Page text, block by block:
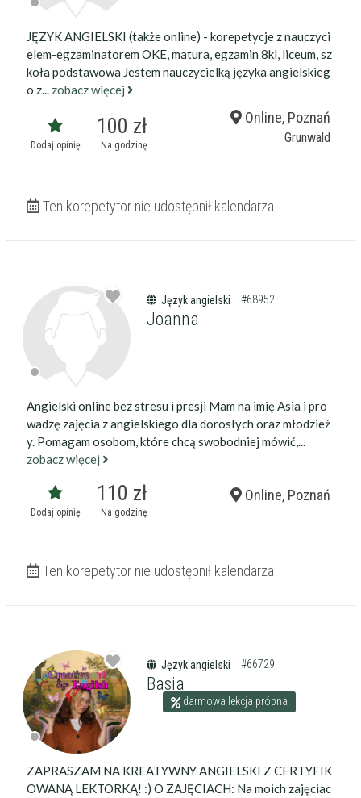
JĘZYK ANGIELSKI (także online) - korepetycje z nauczyci
elem-egzaminatorem OKE, matura, egzamin 8kl, liceum, sz
koła podstawowa Jestem nauczycielką języka angielskieg
o z... zobacz więcej
Dodaj opinię
100 zł
Na godzinę
Online, Poznań
Grunwald
Ten korepetytor nie udostępnił kalendarza
Język angielski #68952
Joanna
Angielski online bez stresu i presji Mam na imię Asia i pro
wadzę zajęcia z angielskiego dla dorosłych oraz młodzież
y. Pomagam osobom, które chcą swobodniej mówić,...
zobacz więcej
Dodaj opinię
110 zł
Na godzinę
Online, Poznań
Ten korepetytor nie udostępnił kalendarza
Język angielski #66729
Basia
darmowa lekcja próbna
ZAPRASZAM NA KREATYWNY ANGIELSKI Z CERTYFIK
OWANĄ LEKTORKĄ! :) O ZAJĘCIACH: Na moich zajęciac